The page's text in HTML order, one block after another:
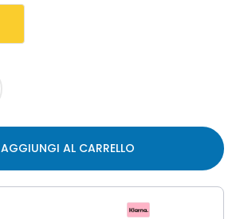
AGGIUNGI AL CARRELLO